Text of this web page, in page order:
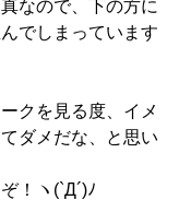
なので、下の方に
でしまっています
クを見る度、イメ
ダメだな、と思い
！ヽ(`Д´)ﾉ